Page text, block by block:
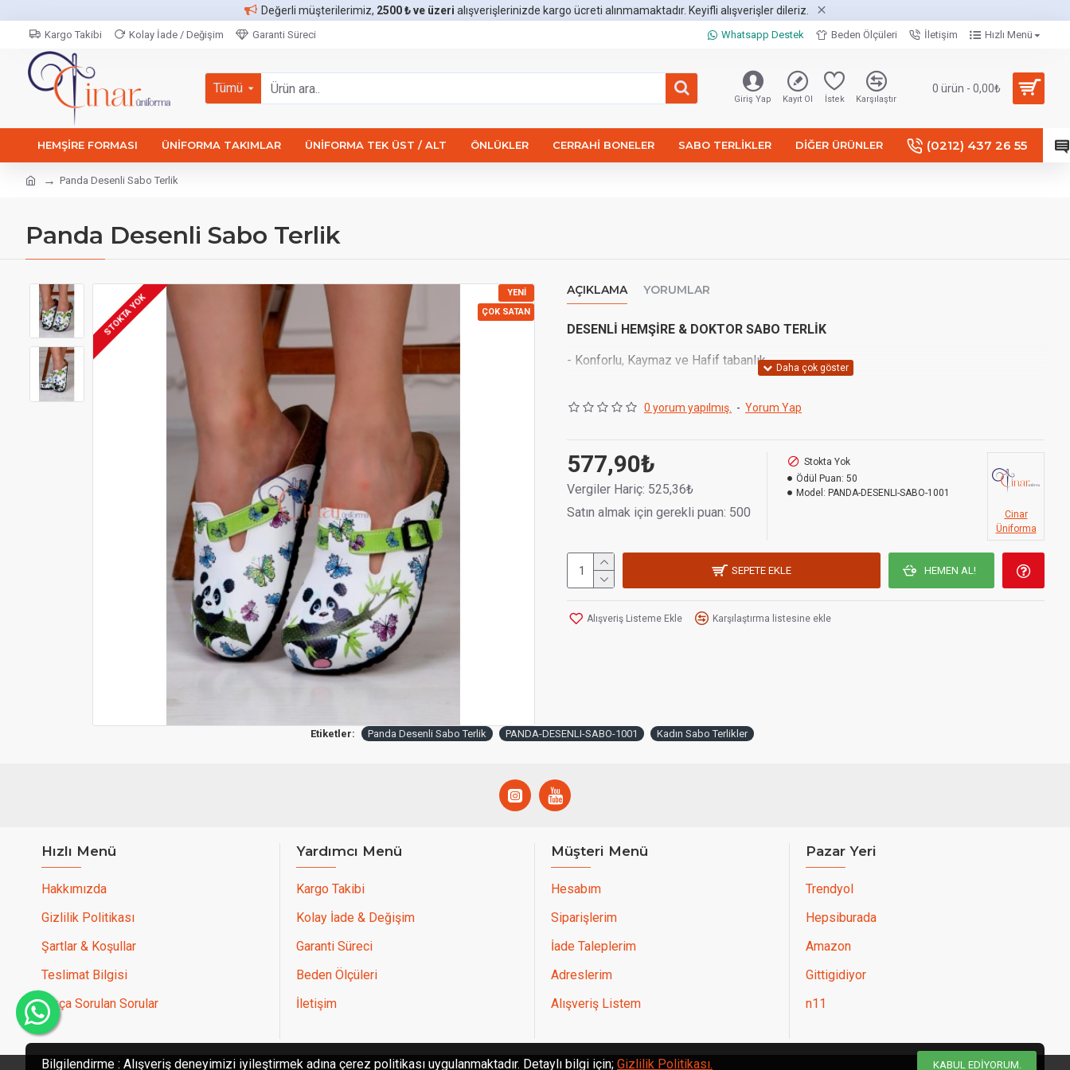
Değerli müşterilerimiz, 2500 ₺ ve üzeri alışverişlerinizde kargo ücreti alınmamaktadır. Keyifli alışverişler dileriz.
Kargo Takibi Kolay İade / Değişim Garanti Süreci Whatsapp Destek Beden Ölçüleri İletişim Hızlı Menü
Tümü
Giriş Yap Kayıt Ol İstek Karşılaştır
0 ürün - 0,00₺
HEMŞIRE FORMASI ÜNIFORMA TAKIMLAR ÜNIFORMA TEK ÜST / ALT ÖNLÜKLER CERRAHI BONELER SABO TERLIKLER DIĞER ÜRÜNLER (0212) 437 26 55
Panda Desenli Sabo Terlik
Panda Desenli Sabo Terlik
YENI
ÇOK SATAN
STOKTA YOK
AÇIKLAMA YORUMLAR
DESENLİ HEMŞİRE & DOKTOR SABO TERLİK
- Konforlu, Kaymaz ve Hafif tabanlık.
0 yorum yapılmış. - Yorum Yap
577,90₺
Vergiler Hariç: 525,36₺
Satın almak için gerekli puan: 500
Stokta Yok
Ödül Puan: 50
Model: PANDA-DESENLI-SABO-1001
Cinar
Üniforma
SEPETE EKLE HEMEN AL!
Alışveriş Listeme Ekle Karşılaştırma listesine ekle
Etiketler: Panda Desenli Sabo Terlik PANDA-DESENLI-SABO-1001 Kadın Sabo Terlikler
Hızlı Menü
Hakkımızda
Gizlilik Politikası
Şartlar & Koşullar
Teslimat Bilgisi
Sıkça Sorulan Sorular
Yardımcı Menü
Kargo Takibi
Kolay İade & Değişim
Garanti Süreci
Beden Ölçüleri
İletişim
Müşteri Menü
Hesabım
Siparişlerim
İade Taleplerim
Adreslerim
Alışveriş Listem
Pazar Yeri
Trendyol
Hepsiburada
Amazon
Gittigidiyor
n11
KABUL EDIYORUM.
Bilgilendirme : Alışveriş deneyimizi iyileştirmek adına çerez politikası uygulanmaktadır. Detaylı bilgi için; Gizlilik Politikası.